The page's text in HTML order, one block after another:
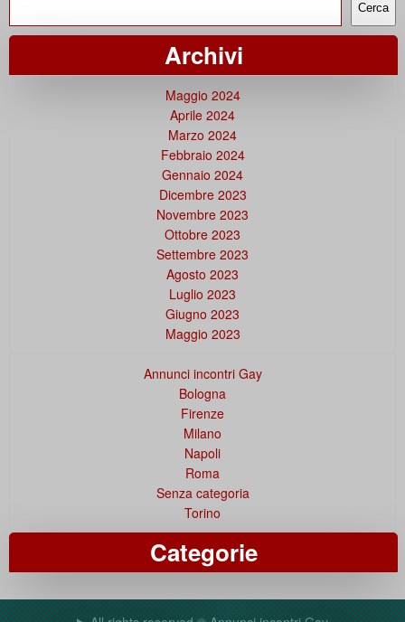
Cerca
Archivi
Maggio 2024
Aprile 2024
Marzo 2024
Febbraio 2024
Gennaio 2024
Dicembre 2023
Novembre 2023
Ottobre 2023
Settembre 2023
Agosto 2023
Luglio 2023
Giugno 2023
Maggio 2023
Annunci incontri Gay
Bologna
Firenze
Milano
Napoli
Roma
Senza categoria
Torino
Categorie